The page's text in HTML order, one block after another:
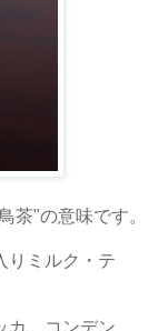
茶"の意味です。
りミルク・テ
カ、コンデン